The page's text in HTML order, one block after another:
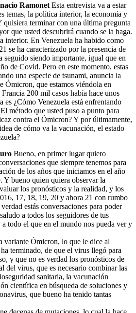
Ramonet Esta entrevista va a estar
temas, la política interior, la economía y
terminar con una última pregunta
que usted descubrirá cuando se la haga.
interior. En Venezuela ha habido como
se ha caracterizado por la presencia de
siendo importante, igual que en
de Covid. Pero en este momento, estas
una especie de tsunami, anuncia la
Ómicron, que estamos viéndola en
200 mil casos había hace unos
es ¿Cómo Venezuela está enfrentando
método que usted puso a punto para
contra el Ómicron? Y por últimamente,
de cómo va la vacunación, el estado
Bueno, en primer lugar quiero
que siempre tenemos para
de los años que iniciamos en el año
Y bueno quien quiera observar la
los pronósticos y la realidad, y los
17, 18, 19, 20 y ahora 21 con rumbo
estás conversaciones para poder
a todos los seguidores de tus
todo el que en el mundo nos pueda ver y
variante Ómicron, lo que le dice al
terminado, de que el virus llegó para
y que no es verdad los pronósticos de
del virus, que es necesario combinar las
sanitaria, la vacunación
científica en búsqueda de soluciones y
que bueno ha tenido tantas